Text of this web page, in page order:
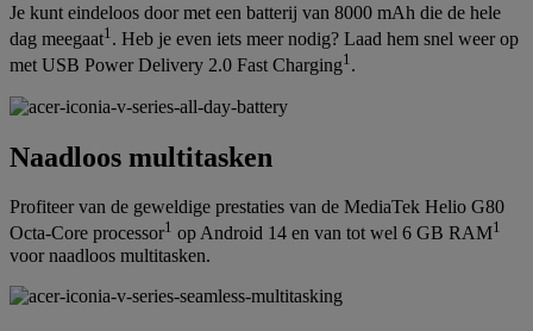
Je kunt eindeloos door met een batterij van 8000 mAh die de hele
dag meegaat1 . Heb je even iets meer nodig? Laad hem snel weer op
met USB Power Delivery 2.0 Fast Charging1.
Naadloos multitasken
Profiteer van de geweldige prestaties van de MediaTek Helio G80
Octa-Core processor1 op Android 14 en van tot wel 6 GB RAM1
voor naadloos multitasken.